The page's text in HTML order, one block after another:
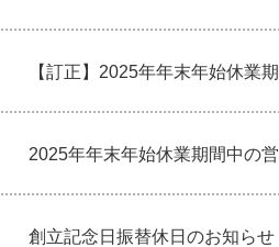
【訂正】2025年年末年始休業
2025年年末年始休業期間中の
創立記念日振替休日のお知らせ